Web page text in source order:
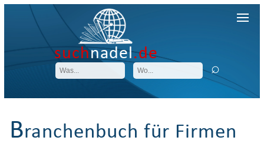
suchnadel.de
Branchenbuch für Firmen